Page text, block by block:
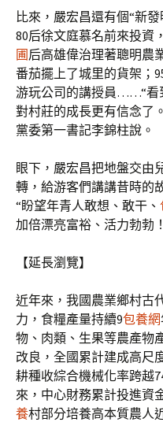
比來，嚴宏昌還有個“新
80后徐文庭慕名前來投資
圃后高雄偉治理著聰明農
番茄擺上了城里的貨架；
游玩公司的講授員……“看
對村莊的成長更有信念了
黨委第一書記李錦柱說。
眼下，嚴宏昌把地盤交由
轉，給游客們講講昔時的
“盼望年青人敢想、敢干、
加倍漂亮富裕、活力勃勃
【延長瀏覽】
近年來，我國農業鄉村古
力，食糧產量持續9包養網
物、肉類、生果等農產物
改良，全國累計建成高尺
耕種收綜合機械化率跨越
來，中心財務累計投進資
養村部分培養高本質農人